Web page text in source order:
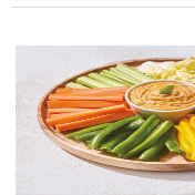
번에 만들어두는 샐러드
식이섬유가 풍부해 포만